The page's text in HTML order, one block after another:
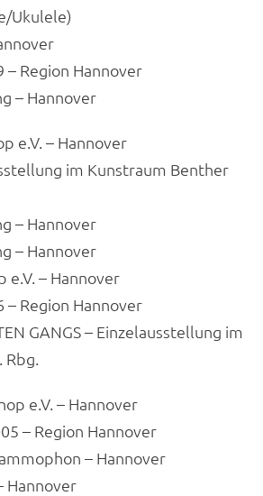
Ukulele)
– Region Hannover
– Hannover
e.V. – Hannover
im Kunstraum Benther
– Hannover
– Hannover
e.V. – Hannover
– Region Hannover
GANGS – Einzelausstellung im
e.V. – Hannover
– Region Hannover
– Hannover
Hannover